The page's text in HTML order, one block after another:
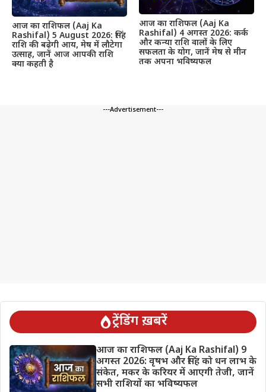
आज का राशिफल (Aaj Ka
Rashifal) 5 August 2026: सिंह
राशि की बढ़ेगी आय, मेष में लौटेगा
उत्साह, जानें आज आपकी राशि
क्या कहती है
आज का राशिफल (Aaj Ka
Rashifal) 4 अगस्त 2026: कर्क
और कन्या राशि वालों के लिए
सफलता के योग, जानें मेष से मीन
तक अपना भविष्यफल
---Advertisement---
ट्रेंडिंग ख़बरें
आज का राशिफल (Aaj Ka Rashifal) 9
अगस्त 2026: वृषभ और सिंह को धन लाभ के
संकेत, मकर के करियर में आएगी तेजी, जानें
सभी राशियों का भविष्यफल